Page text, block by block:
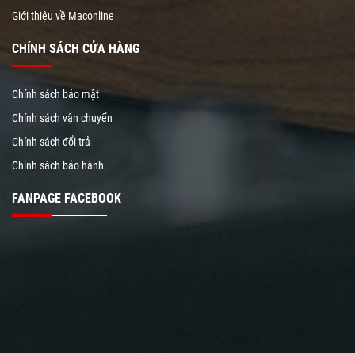
Giới thiệu về Maconline
CHÍNH SÁCH CỬA HÀNG
Chính sách bảo mật
Chính sách vận chuyển
Chính sách đổi trả
Chính sách bảo hành
FANPAGE FACEBOOK